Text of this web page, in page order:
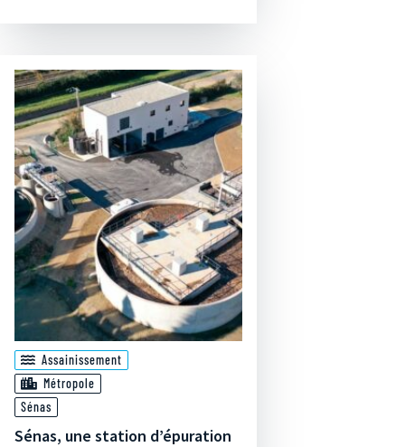
Assainissement
Métropole
Sénas
Sénas, une station d’épuration